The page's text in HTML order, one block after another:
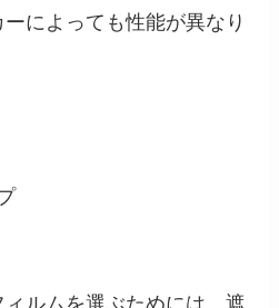
によっても性能が異なり
ルムを選ぶためには、遮